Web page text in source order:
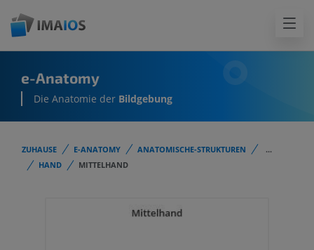
e-Anatomy
Die Anatomie der Bildgebung
ZUHAUSE E-ANATOMY ANATOMISCHE-STRUKTUREN
...
HAND
MITTELHAND